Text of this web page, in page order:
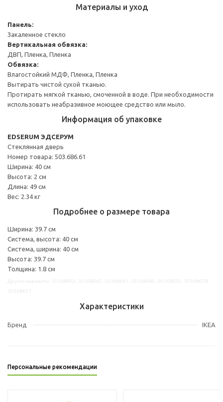
Материалы и уход
Панель:
Закаленное стекло
Вертикальная обвязка:
ДВП, Пленка, Пленка
Обвязка:
Влагостойкий МДФ, Пленка, Пленка
Вытирать чистой сухой тканью.
Протирать мягкой тканью, смоченной в воде. При необходимости
использовать неабразивное моющее средство или мыло.
Информация об упаковке
EDSERUM ЭДСЕРУМ
Стеклянная дверь
Номер товара: 503.686.61
Ширина: 40 см
Высота: 2 см
Длина: 49 см
Вес: 2.34 кг
Подробнее о размере товара
Ширина: 39.7 см
Система, высота: 40 см
Система, ширина: 40 см
Высота: 39.7 см
Толщина: 1.8 см
Характеристики
Бренд IKEA
Персональные рекомендации